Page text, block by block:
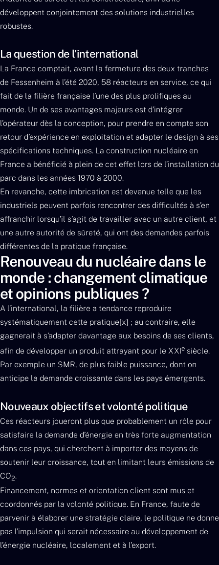
développent conjointement des solutions industrielles
robustes.
La question de l’international
La France comptait, avant la fermeture des deux tranches
de Fessenheim à l’été 2020, 58 réacteurs en service, ce qui
fait de la filière française l’une des plus prolifiques au
monde. Un de ses avantages majeurs est d’intégrer
l’opérateur dès la conception, pour prendre en compte son
retour d’expérience en exploitation et adapter le design à ses
spécifications techniques. La construction nucléaire en
France a bénéficié à plein de cet effet lors de l’installation du
parc dans les années 1970 à 2000.
En revanche, cette imbrication est devenue telle que les
industriels peuvent parfois rencontrer des difficultés à s’en
affranchir lorsqu’il s’agit de travailler avec un autre client, et
une autre autorité de sûreté, qui ont des demandes parfois
différentes de la pratique française.
Renouveau du nucléaire dans le
monde : changement climatique
et opinions publiques ?
A l’international, la filière a tendance reproduire
systématiquement cette pratique[x] ; au contraire, elle
gagnerait à s’adapter davantage aux besoins de ses clients,
afin de développer un produit attrayant pour le XXIe siècle.
Par exemple un SMR, de plus faible puissance, dont on
anticipe la demande croissante dans les pays émergents.
Nouveaux objectifs et volonté politique
Ces réacteurs joueront plus que probablement un rôle pour
satisfaire la demande d’énergie en très forte augmentation
dans ces pays, qui cherchent à importer des moyens de
soutenir leur croissance, tout en limitant leurs émissions de
CO2.
Financement, normes et orientation client sont mus et
coordonnés par la volonté politique. En France, faute de
parvenir à élaborer une stratégie claire, le politique ne donne
pas l’impulsion qui serait nécessaire au développement de
l’énergie nucléaire, localement et à l’export.